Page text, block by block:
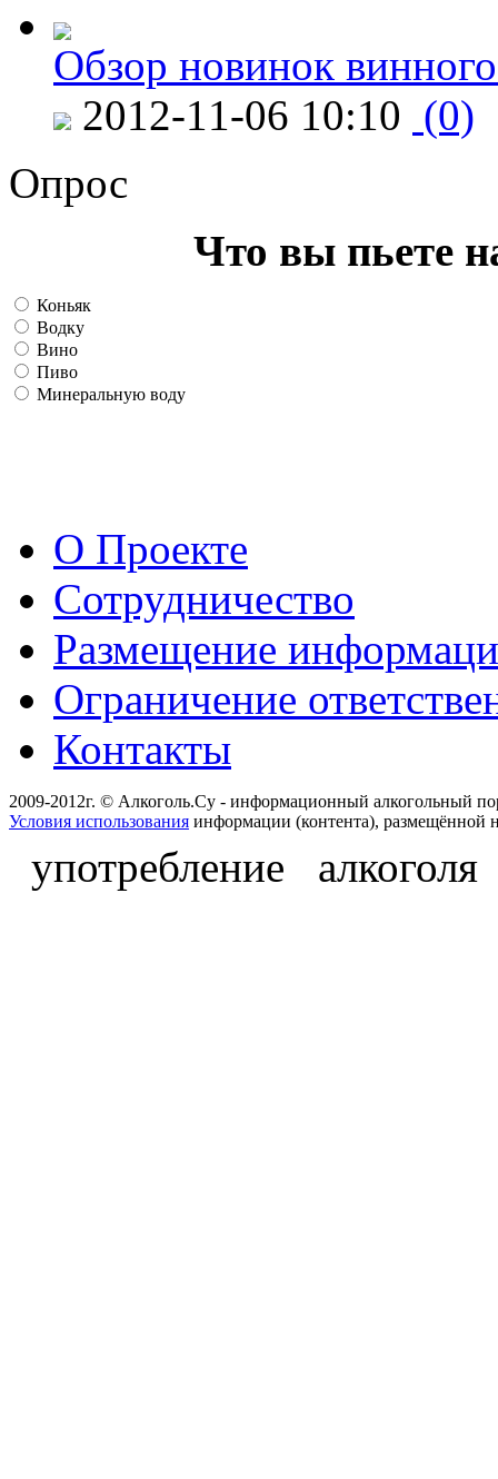
Обзор новинок
2012-11-06 10:10 (0)
Опрос
Что вы пьете
Коньяк
Водку
Вино
Пиво
Минеральную воду
О Проекте
Сотрудничество
Размещение
Ограничение
Контакты
2009-2012г. © Алкоголь.Су - информационный алкогольный
Условия использования информации (контента), размещённой
употребление